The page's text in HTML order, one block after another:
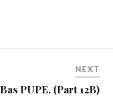
NEXT
Bas PUPE. (Part 12B)